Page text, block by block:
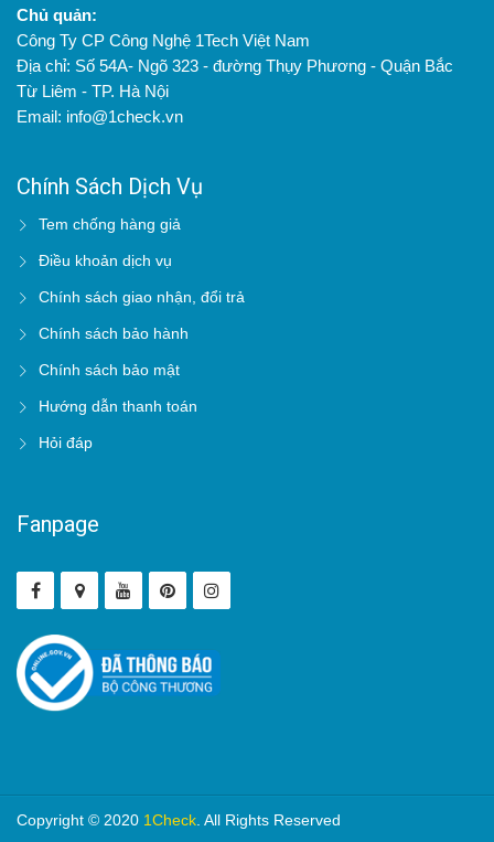
Chủ quản:
Công Ty CP Công Nghệ 1Tech Việt Nam
Địa chỉ: Số 54A- Ngõ 323 - đường Thụy Phương - Quận Bắc
Từ Liêm - TP. Hà Nội
Email: info@1check.vn
Chính Sách Dịch Vụ
Tem chống hàng giả
Điều khoản dịch vụ
Chính sách giao nhận, đổi trả
Chính sách bảo hành
Chính sách bảo mật
Hướng dẫn thanh toán
Hỏi đáp
Fanpage
Copyright © 2020 1Check . All Rights Reserved